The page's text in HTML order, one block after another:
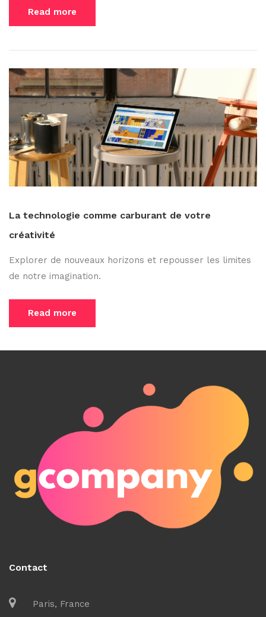
Read more
La technologie comme carburant de votre
créativité
Explorer de nouveaux horizons et repousser les limites
de notre imagination.
Read more
Contact
Paris, France